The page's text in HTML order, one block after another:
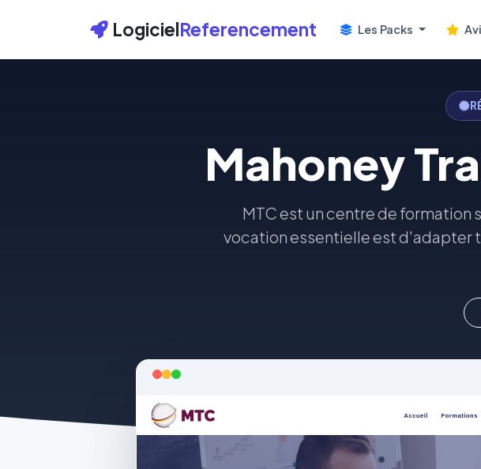
LogicielReferencement Les Packs
Mahoney
MTC est un centre de formation
vocation essentielle est d'adapter